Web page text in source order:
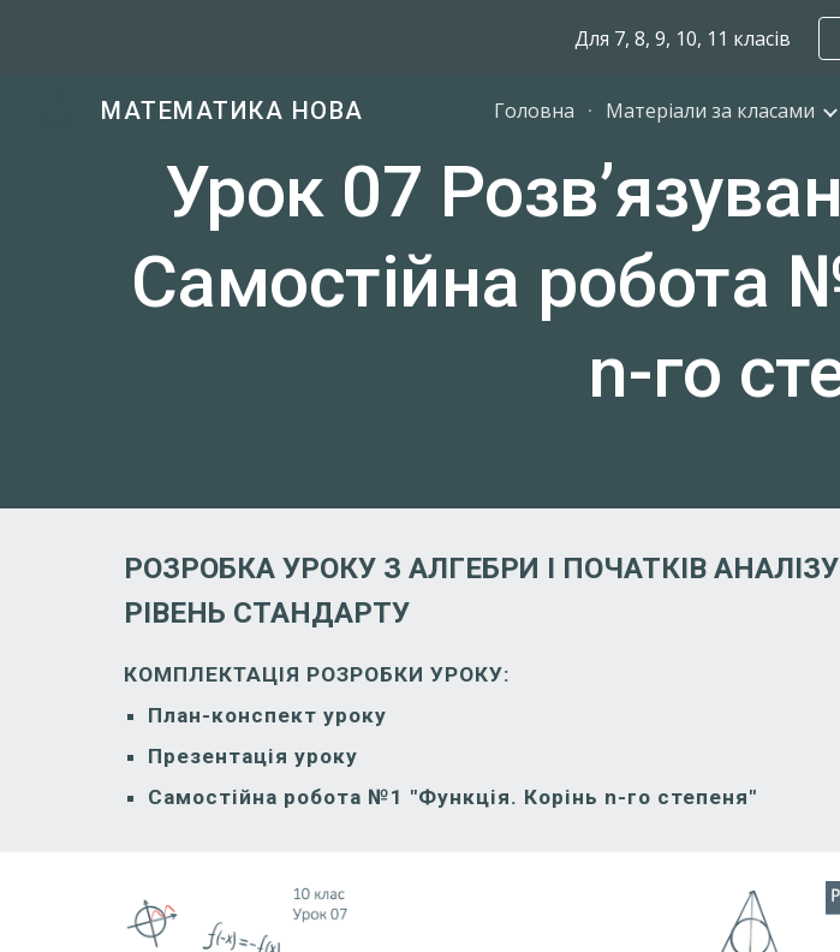
Skip to main content
Для 7, 8, 9, 10, 11 класів
МАТЕМАТИКА НОВА Головна Матеріали за класами
Урок 07
Самостійна робота
n-го
РОЗРОБКА УРОКУ З АЛГЕБРИ І ПОЧАТКІВ
РІВЕНЬ СТАНДАРТУ
КОМПЛЕКТАЦІЯ РОЗРОБКИ УРОКУ:
План-конспект уроку
Презентація уроку
Самостійна робота №1 "Функція. Корінь n-го степеня"